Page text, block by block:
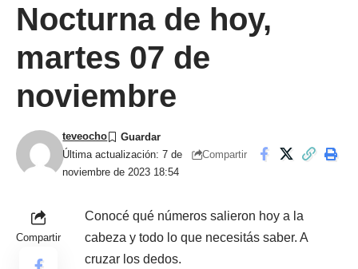
Nocturna de hoy,
martes 07 de
noviembre
Última actualización: 7 de
noviembre de 2023 18:54
teveocho
Compartir
Compartir
Conocé qué números salieron hoy a la
cabeza y todo lo que necesitás saber. A
cruzar los dedos.